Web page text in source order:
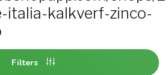
italia-kalkverf-zinco-
Filters